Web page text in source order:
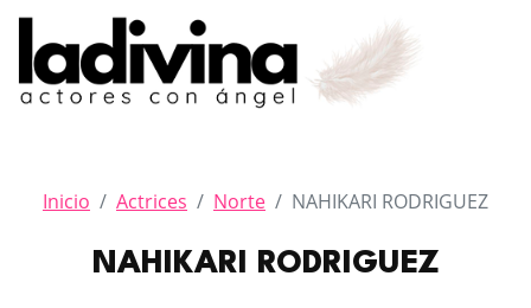
Inicio Actrices Norte NAHIKARI RODRIGUEZ
NAHIKARI RODRIGUEZ